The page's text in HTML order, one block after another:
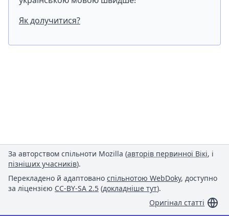
Як долучитися?
За авторством спільноти Mozilla (авторів первинної Вікі, і
пізніших учасників).
Перекладено й адаптовано спільнотою WebDoky, доступно
за ліцензією CC-BY-SA 2.5 (докладніше тут).
Оригінал статті